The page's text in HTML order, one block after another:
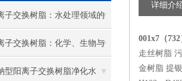
子交换树脂：水处理领域的
子交换树脂：化学、生物与
的提纯分离利器
型阳离子交换树脂净化水
详细介
001x7（
走丝树脂
金树脂 提